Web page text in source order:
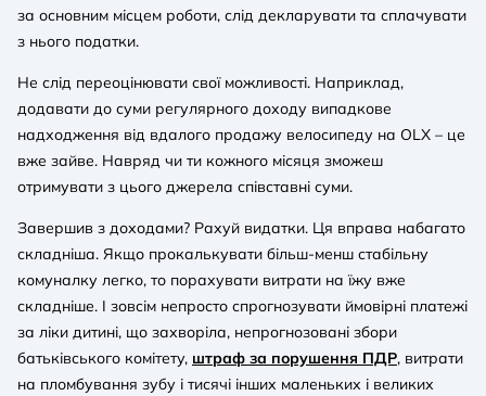
за основним місцем роботи, слід декларувати та сплачувати
з нього податки.
Не слід переоцінювати свої можливості. Наприклад,
додавати до суми регулярного доходу випадкове
надходження від вдалого продажу велосипеду на OLX – це
вже зайве. Навряд чи ти кожного місяця зможеш
отримувати з цього джерела співставні суми.
Завершив з доходами? Рахуй видатки. Ця вправа набагато
складніша. Якщо прокалькувати більш-менш стабільну
комуналку легко, то порахувати витрати на їжу вже
складніше. І зовсім непросто спрогнозувати ймовірні платежі
за ліки дитині, що захворіла, непрогнозовані збори
батьківського комітету, штраф за порушення ПДР, витрати
на пломбування зубу і тисячі інших маленьких і великих